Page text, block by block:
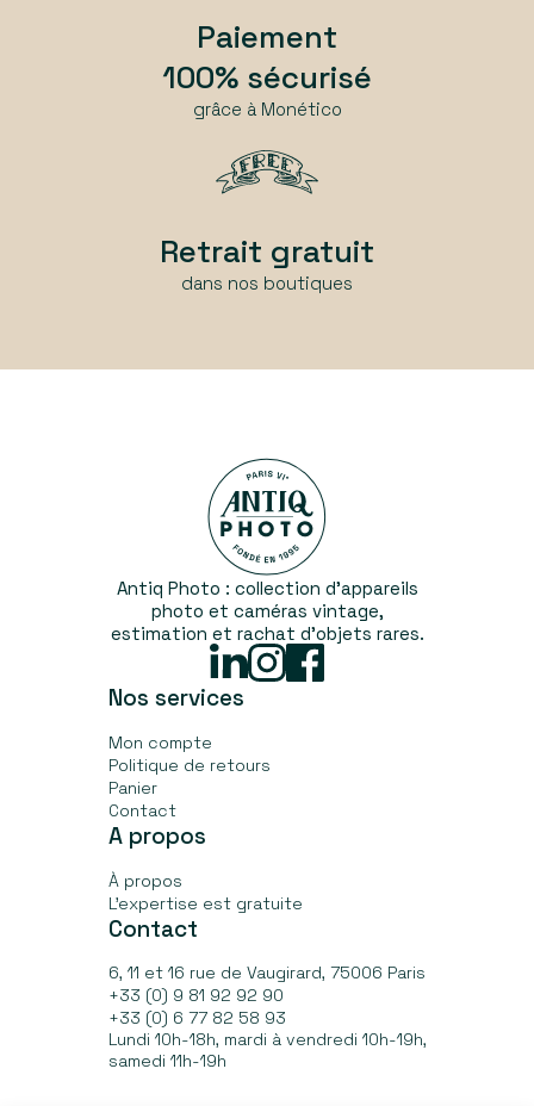
Paiement
100% sécurisé
grâce à Monético
Retrait gratuit
dans nos boutiques
Antiq Photo : collection d’appareils
photo et caméras vintage,
estimation et rachat d'objets rares.
Linked
In
Instagram
Facebook
Nos services
Mon compte
Politique de retours
Panier
Contact
A propos
À propos
L’expertise est gratuite
Contact
6, 11 et 16 rue de Vaugirard, 75006 Paris
+33 (0) 9 81 92 92 90
+33 (0) 6 77 82 58 93
Lundi 10h-18h, mardi à vendredi 10h-19h,
samedi 11h-19h